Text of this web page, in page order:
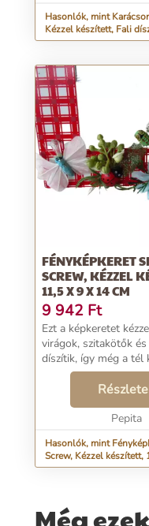
Hasonlók, mint
Kézzel készített, Fali
Természetes to...
FÉNYKÉPKERET
SCREW, KÉZZEL
11,5 X 9 X 14 CM
9 942 Ft
Ezt a képkeretet
virágok, szitakötők
díszítik, így még a tél
tavaszt hoznak.Ebben
egy 8 x 5,5 cm
lehet megjeleníteni, a
Pepita
Hasonlók, mint
Screw, Kézzel készített,
cm
Még